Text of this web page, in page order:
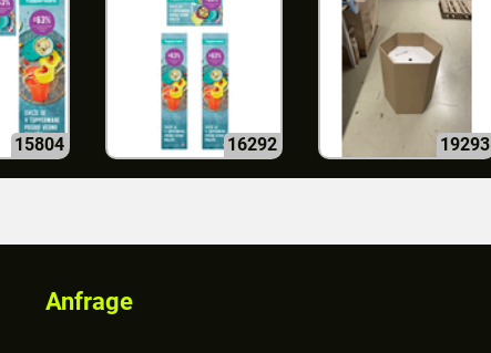
15804 16292 19293
Anfrage